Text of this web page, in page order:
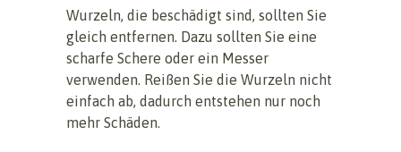
Wurzeln, die beschädigt sind, sollten Sie
gleich entfernen. Dazu sollten Sie eine
scharfe Schere oder ein Messer
verwenden. Reißen Sie die Wurzeln nicht
einfach ab, dadurch entstehen nur noch
mehr Schäden.